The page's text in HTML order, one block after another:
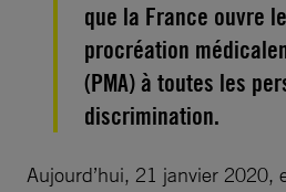
que la France ouvre
procréation
(PMA) à toutes les
discrimination.
Aujourd’hui, 21 janvier 2020,